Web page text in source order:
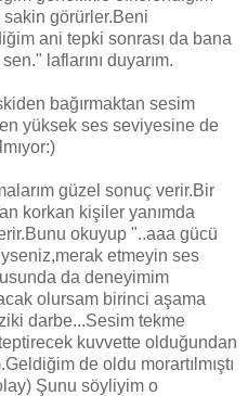
görürler.Beni
ani tepki sonrası da bana
laflarını duyarım.
bağırmaktan sesim
en yüksek ses seviyesine de
güzel sonuç verir.Bir
korkan kişiler yanımda
okuyup "..aaa gücü
etmeyin ses
da deneyimim
olursam birinci aşama
darbe...Sesim tekme
kuvvette olduğundan
de oldu morartılmıştı
Şunu söyliyim o